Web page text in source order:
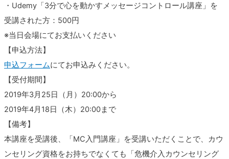
・Udemy「3分で心を動かすメッセージコントロール講座」を
受講された方：500円
※当日会場にてお支払いください
【申込方法】
申込フォームにてお申込みください。
【受付期間】
2019年3月25日（月）20:00から
2019年4月18日（木）20:00まで
【備考】
本講座を受講後、「MC入門講座」を受講いただくことで、カウ
ンセリング資格をお持ちでなくても「危機介入カウンセリング